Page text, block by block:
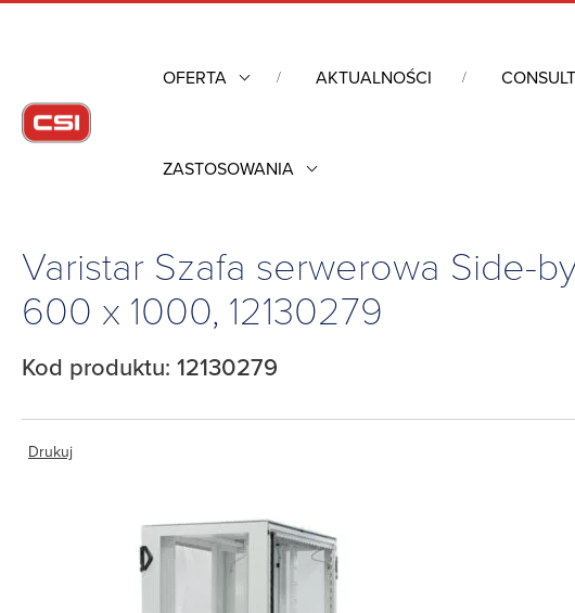
OFERTA AKTUALNOŚCI
ZASTOSOWANIA
Obudowy przemysłowe
Varistar Szafa serwerowa Side-
600 x 1000, 12130279
Kod produktu: 12130279
Drukuj